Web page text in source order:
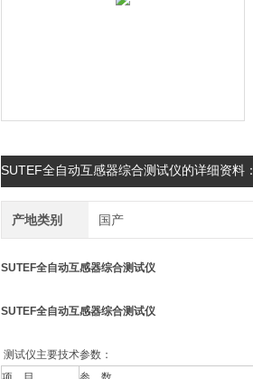
SUTEF全自动互感器综合测试仪的详细资料：
产地类别 国产
SUTEF全自动互感器综合测试仪
SUTEF全自动互感器综合测试仪
测试仪主要技术参数：